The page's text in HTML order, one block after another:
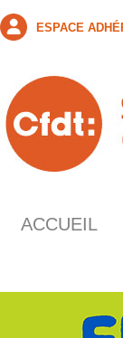
ESPACE
ACCUEIL